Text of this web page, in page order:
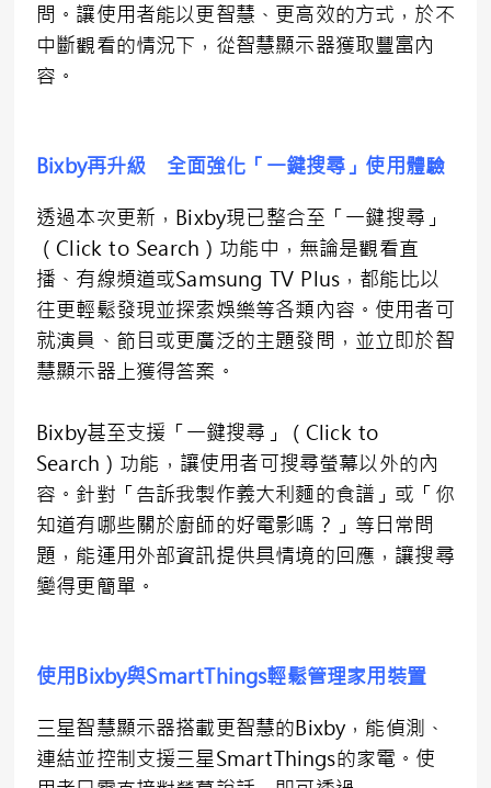
問。讓使用者能以更智慧、更高效的方式，於不
中斷觀看的情況下，從智慧顯示器獲取豐富內
容。
Bixby再升級 全面強化「一鍵搜尋」使用體驗
透過本次更新，Bixby現已整合至「一鍵搜尋」
（Click to Search）功能中，無論是觀看直
播、有線頻道或Samsung TV Plus，都能比以
往更輕鬆發現並探索娛樂等各類內容。使用者可
就演員、節目或更廣泛的主題發問，並立即於智
慧顯示器上獲得答案。
Bixby甚至支援「一鍵搜尋」（Click to
Search）功能，讓使用者可搜尋螢幕以外的內
容。針對「告訴我製作義大利麵的食譜」或「你
知道有哪些關於廚師的好電影嗎？」等日常問
題，能運用外部資訊提供具情境的回應，讓搜尋
變得更簡單。
使用Bixby與SmartThings輕鬆管理家用裝置
三星智慧顯示器搭載更智慧的Bixby，能偵測、
連結並控制支援三星SmartThings的家電。使